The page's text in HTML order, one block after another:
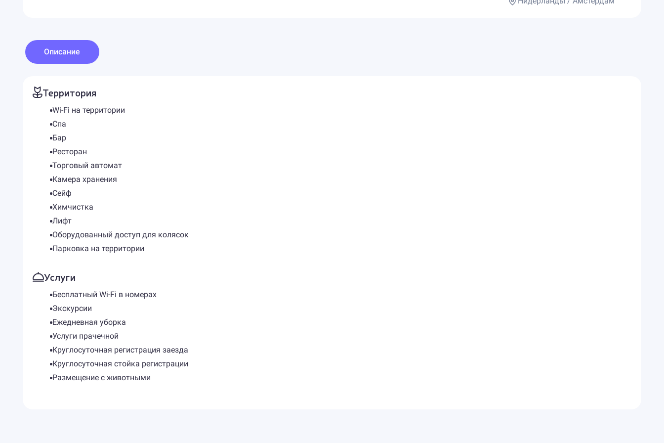
Описание
Территория
Wi-Fi на территории
Спа
Бар
Ресторан
Торговый автомат
Камера хранения
Сейф
Химчистка
Лифт
Оборудованный доступ для колясок
Парковка на территории
Услуги
Бесплатный Wi-Fi в номерах
Экскурсии
Ежедневная уборка
Услуги прачечной
Круглосуточная регистрация заезда
Круглосуточная стойка регистрации
Размещение с животными